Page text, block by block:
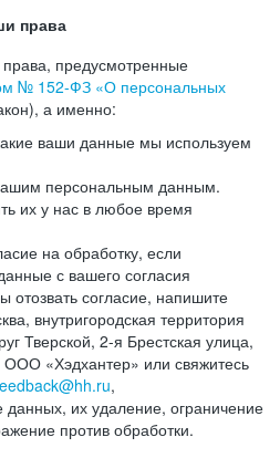
права
предусмотренные
№ 152-ФЗ «О персональных
а именно:
ваши данные мы используем
персональным данным.
их у нас в любое время
на обработку, если
с вашего согласия
отозвать согласие, напишите
внутригородская территория
Тверской, 2-я Брестская улица,
«Хэдхантер» или свяжитесь
,
данных, их удаление, ограничение
против обработки.